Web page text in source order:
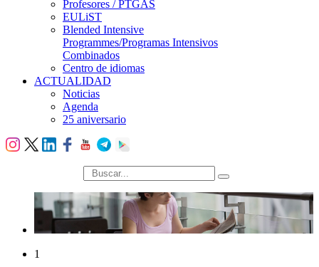
Profesores / PTGAS
EULiST
Blended Intensive
Programmes/Programas Intensivos
Combinados
Centro de idiomas
ACTUALIDAD
Noticias
Agenda
25 aniversario
búsqueda
1